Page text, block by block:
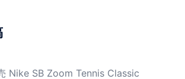
Nike SB Zoom Tennis Classic